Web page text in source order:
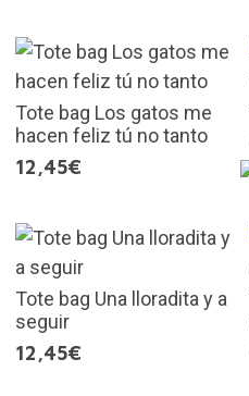
Tote bag Los gatos me
hacen feliz tú no tanto
12,45€
Tote bag Una lloradita y a
seguir
12,45€